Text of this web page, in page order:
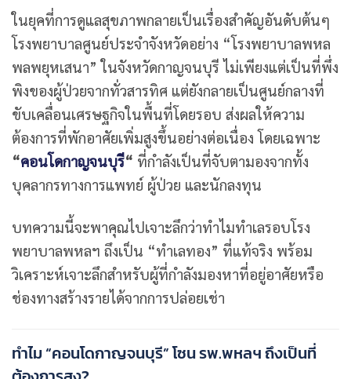
ในยุคที่การดูแลสุขภาพกลายเป็นเรื่องสำคัญอันดับต้นๆ
โรงพยาบาลศูนย์ประจำจังหวัดอย่าง “โรงพยาบาลพหล
พลพยุหเสนา” ในจังหวัดกาญจนบุรี ไม่เพียงแต่เป็นที่พึ่ง
พิงของผู้ป่วยจากทั่วสารทิศ แต่ยังกลายเป็นศูนย์กลางที่
ขับเคลื่อนเศรษฐกิจในพื้นที่โดยรอบ ส่งผลให้ความ
ต้องการที่พักอาศัยเพิ่มสูงขึ้นอย่างต่อเนื่อง โดยเฉพาะ
“คอนโดกาญจนบุรี“ ที่กำลังเป็นที่จับตามองจากทั้ง
บุคลากรทางการแพทย์ ผู้ป่วย และนักลงทุน
บทความนี้จะพาคุณไปเจาะลึกว่าทำไมทำเลรอบโรง
พยาบาลพหลฯ ถึงเป็น “ทำเลทอง” ที่แท้จริง พร้อม
วิเคราะห์เจาะลึกสำหรับผู้ที่กำลังมองหาที่อยู่อาศัยหรือ
ช่องทางสร้างรายได้จากการปล่อยเช่า
ทำไม “คอนโดกาญจนบุรี” โซน รพ.พหลฯ ถึงเป็นที่